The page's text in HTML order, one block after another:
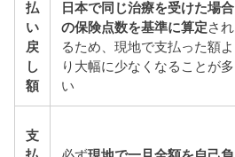
払
い
戻
し
額
日本で同じ治療を受けた場合
の保険点数を基準に算定され
るため、現地で支払った額よ
り大幅に少なくなることが多
い
支